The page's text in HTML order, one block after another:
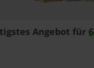
Angebot für